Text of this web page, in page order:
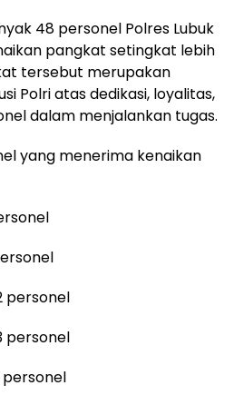
48 personel Polres Lubuk
pangkat setingkat lebih
tersebut merupakan
Polri atas dedikasi, loyalitas,
dalam menjalankan tugas.
yang menerima kenaikan
personel
personel
personel